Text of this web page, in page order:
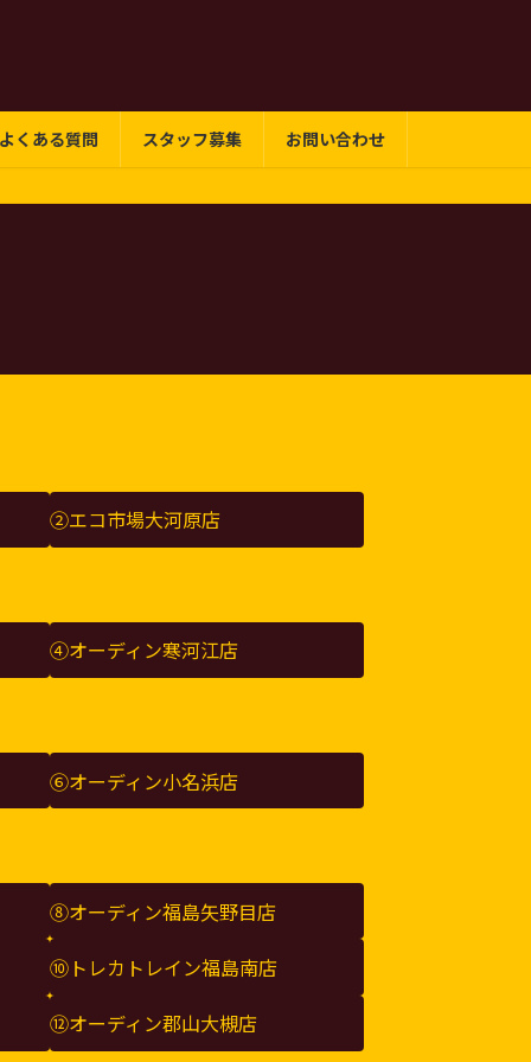
よくある質問 スタッフ募集 お問い合わせ
②エコ市場大河原店
④オーディン寒河江店
⑥オーディン小名浜店
⑧オーディン福島矢野目店
⑩トレカトレイン福島南店
⑫オーディン郡山大槻店